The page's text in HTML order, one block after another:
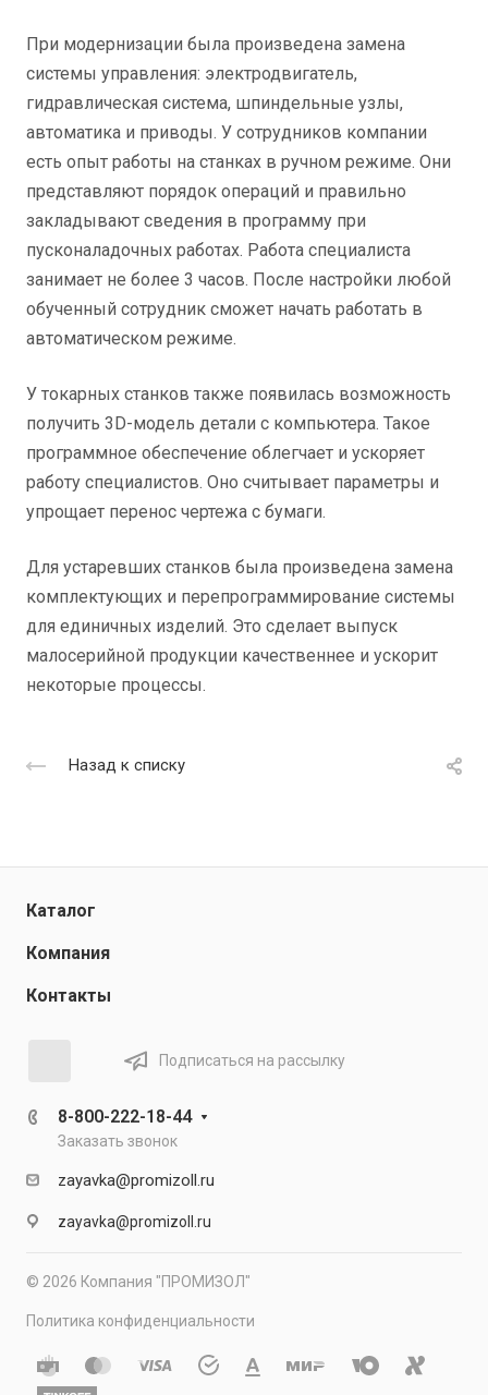
При модернизации была произведена замена
системы управления: электродвигатель,
гидравлическая система, шпиндельные узлы,
автоматика и приводы. У сотрудников компании
есть опыт работы на станках в ручном режиме. Они
представляют порядок операций и правильно
закладывают сведения в программу при
пусконаладочных работах. Работа специалиста
занимает не более 3 часов. После настройки любой
обученный сотрудник сможет начать работать в
автоматическом режиме.
У токарных станков также появилась возможность
получить 3D-модель детали с компьютера. Такое
программное обеспечение облегчает и ускоряет
работу специалистов. Оно считывает параметры и
упрощает перенос чертежа с бумаги.
Для устаревших станков была произведена замена
комплектующих и перепрограммирование системы
для единичных изделий. Это сделает выпуск
малосерийной продукции качественнее и ускорит
некоторые процессы.
Назад к списку
Каталог
Компания
Контакты
Подписаться на рассылку
8-800-222-18-44
Заказать звонок
zayavka@promizoll.ru
zayavka@promizoll.ru
© 2026 Компания "ПРОМИЗОЛ"
Политика конфиденциальности